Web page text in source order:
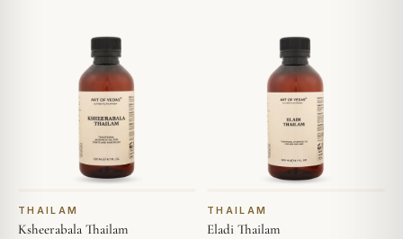
THAILAM
Ksheerabala Thailam
THAILAM
Eladi Thailam